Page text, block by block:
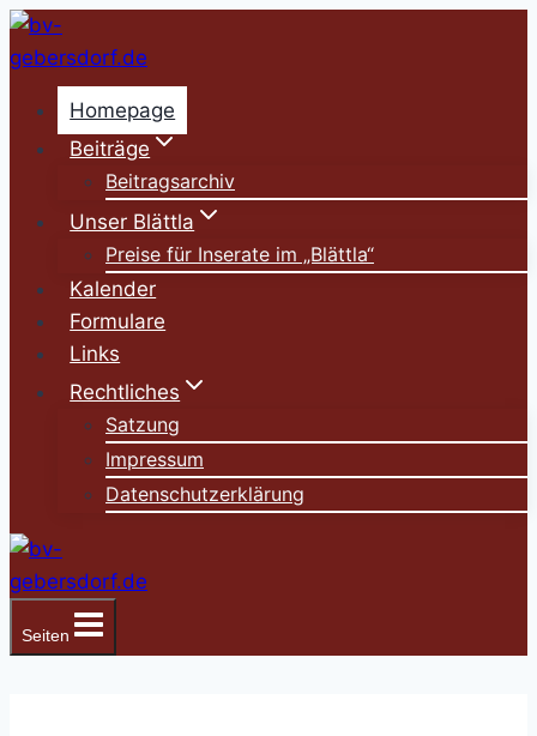
Zum
Inhalt
springen
Homepage
Beiträge
Beitragsarchiv
Unser Blättla
Preise für Inserate im „Blättla“
Kalender
Formulare
Links
Rechtliches
Satzung
Impressum
Datenschutzerklärung
Seiten